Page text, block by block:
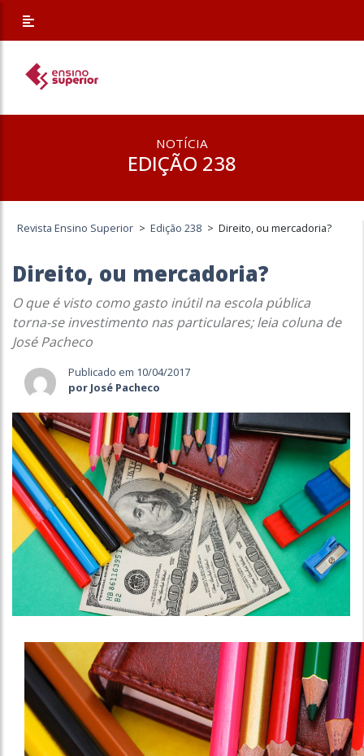
NOTÍCIA
EDIÇÃO 238
Revista Ensino Superior > Edição 238 > Direito, ou mercadoria?
Direito, ou mercadoria?
O que é visto como gasto inútil na escola pública
torna-se investimento nas particulares; leia coluna de
José Pacheco
Publicado em 10/04/2017
por José Pacheco